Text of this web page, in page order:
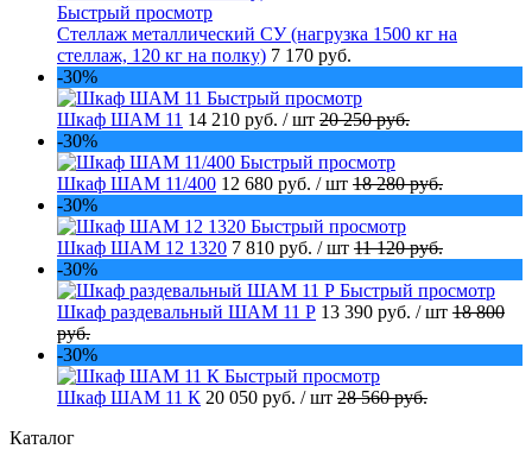
Быстрый просмотр
Стеллаж металлический СУ (нагрузка 1500 кг на
стеллаж, 120 кг на полку) 7 170 руб.
-30%
Быстрый просмотр
Шкаф ШАМ 11 14 210 руб. / шт 20 250 руб.
-30%
Быстрый просмотр
Шкаф ШАМ 11/400 12 680 руб. / шт 18 280 руб.
-30%
Быстрый просмотр
Шкаф ШАМ 12 1320 7 810 руб. / шт 11 120 руб.
-30%
Быстрый просмотр
Шкаф раздевальный ШАМ 11 Р 13 390 руб. / шт 18 800
руб.
-30%
Быстрый просмотр
Шкаф ШАМ 11 К 20 050 руб. / шт 28 560 руб.
Каталог